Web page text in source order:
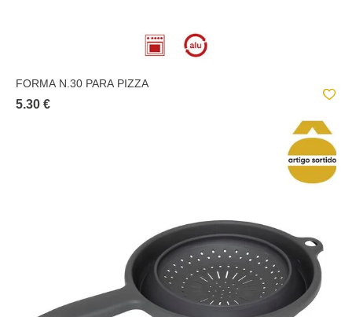
FORMA N.30 PARA PIZZA
5.30 €